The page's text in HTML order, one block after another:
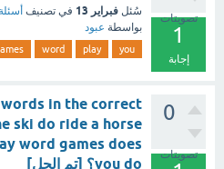
تصويتات
1
إجابة
سُئل فبراير 13 في تصنيف
بواسطة عبود
you
play
word
0
تصويتات
in the correct
ski do ride a horse
word games does
you do؟ [تم الحل]